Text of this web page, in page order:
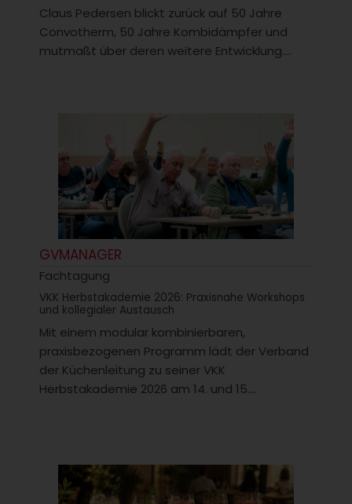
Claus Pedersen blickt zurück auf 50 Jahre
Convotherm, 50 Jahre Kombidämpfer und
mutmaßt über deren weitere Entwicklung....
GVMANAGER
Fachtagung
VKK Herbstakademie 2026: Praxisnahe Workshops
und kollegialer Austausch
Mit einem modular kombinierbaren,
praxisbezogenen Programm lädt der Verband
der Küchenleitung zu seiner VKK
Herbstakademie 2026 am 14. und 15....